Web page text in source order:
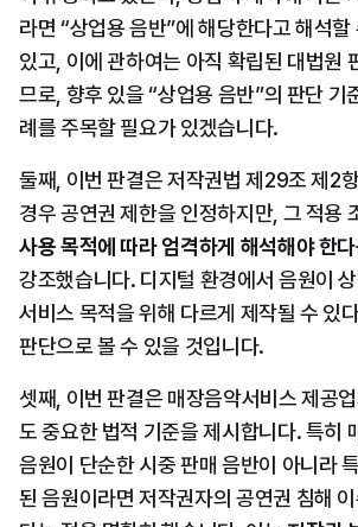
라면 “상업용 음반”에 해당한다고 해석할
있고, 이에 관하여는 아직 확립된 대법원
므로, 향후 있을 “상업용 음반”의 판단 기
례를 주목할 필요가 있겠습니다.
둘째, 이번 판결은 저작권법 제29조 제2
경우 공연권 제한을 인정하지만, 그 적용
사용 목적에 따라 엄격하게 해석해야 한
강조했습니다. 디지털 환경에서 음원이
서비스 목적을 위해 다르게 제작될 수 있
판단으로 볼 수 있을 것입니다.
셋째, 이번 판결은 매장음악서비스 제공
도 중요한 법적 기준을 제시합니다. 특히
음원이 단순한 시중 판매 음반이 아니라
된 음원이라면 저작권자의 공연권 침해